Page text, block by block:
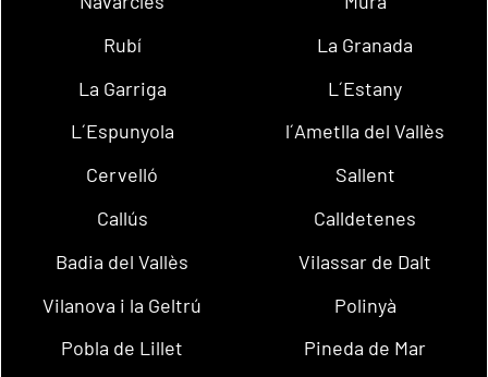
Rubí
La Granada
La Garriga
L´Estany
L´Espunyola
l´Ametlla del Vallès
Cervelló
Sallent
Callús
Calldetenes
Badia del Vallès
Vilassar de Dalt
Vilanova i la Geltrú
Polinyà
Pobla de Lillet
Pineda de Mar